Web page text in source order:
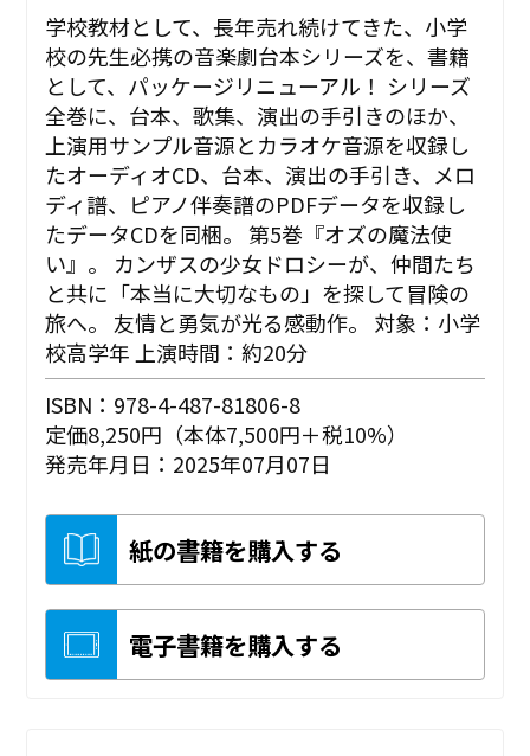
学校教材として、長年売れ続けてきた、小学
校の先生必携の音楽劇台本シリーズを、書籍
として、パッケージリニューアル！ シリーズ
全巻に、台本、歌集、演出の手引きのほか、
上演用サンプル音源とカラオケ音源を収録し
たオーディオCD、台本、演出の手引き、メロ
ディ譜、ピアノ伴奏譜のPDFデータを収録し
たデータCDを同梱。 第5巻『オズの魔法使
い』。 カンザスの少女ドロシーが、仲間たち
と共に「本当に大切なもの」を探して冒険の
旅へ。 友情と勇気が光る感動作。 対象：小学
校高学年 上演時間：約20分
ISBN：978-4-487-81806-8
定価8,250円（本体7,500円＋税10%）
発売年月日：2025年07月07日
紙の書籍を購入する
電子書籍を購入する